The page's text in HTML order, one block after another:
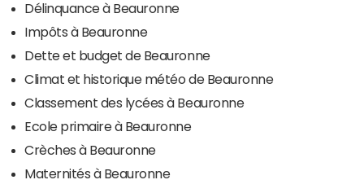
Délinquance à Beauronne
Impôts à Beauronne
Dette et budget de Beauronne
Climat et historique météo de Beauronne
Classement des lycées à Beauronne
Ecole primaire à Beauronne
Crèches à Beauronne
Maternités à Beauronne